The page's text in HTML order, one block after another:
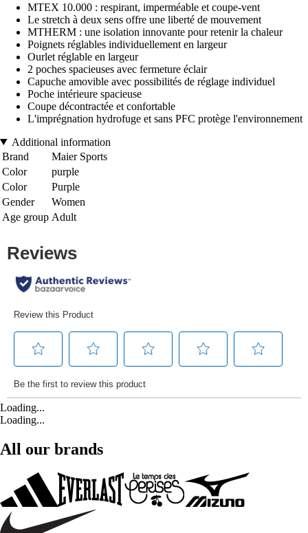
MTEX 10.000 : respirant, imperméable et coupe-vent
Le stretch à deux sens offre une liberté de mouvement
MTHERM : une isolation innovante pour retenir la chaleur
Poignets réglables individuellement en largeur
Ourlet réglable en largeur
2 poches spacieuses avec fermeture éclair
Capuche amovible avec possibilités de réglage individuel
Poche intérieure spacieuse
Coupe décontractée et confortable
L'imprégnation hydrofuge et sans PFC protège l'environnement
Additional information
Brand
Maier Sports
Color
purple
Color
Purple
Gender
Women
Age group Adult
Loading...
Loading...
All our brands